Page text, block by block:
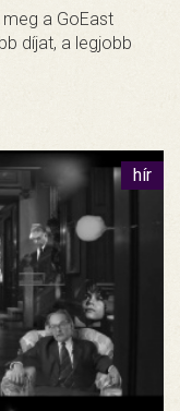
a GoEast
díjat, a legjobb
hír